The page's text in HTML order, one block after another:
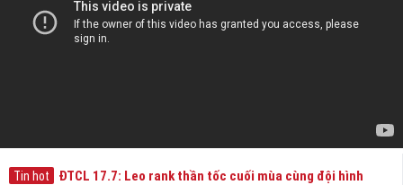
Tin hot
ĐTCL 17.7: Leo rank thần tốc cuối mùa cùng đội hình